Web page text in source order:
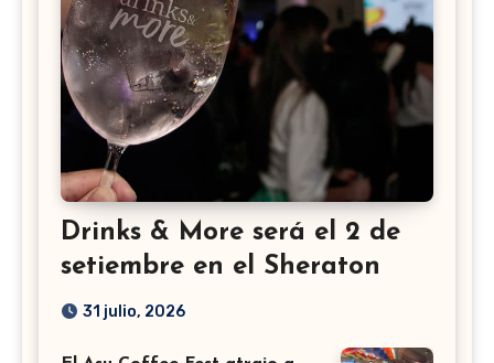
Drinks & More será el 2 de
setiembre en el Sheraton
31 julio, 2026